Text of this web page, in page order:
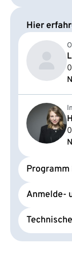
Hier
Anmelde-